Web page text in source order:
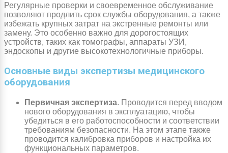
Регулярные проверки и своевременное обслуживание
позволяют продлить срок службы оборудования, а также
избежать крупных затрат на экстренные ремонты или
замену. Это особенно важно для дорогостоящих
устройств, таких как томографы, аппараты УЗИ,
эндоскопы и другие высокотехнологичные приборы.
Основные виды экспертизы медицинского
оборудования
Первичная экспертиза. Проводится перед вводом
нового оборудования в эксплуатацию, чтобы
убедиться в его работоспособности и соответствии
требованиям безопасности. На этом этапе также
проводится калибровка приборов и настройка их
функциональных параметров.